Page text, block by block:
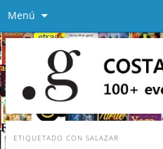
Menú
ETIQUETADO CON SALAZAR